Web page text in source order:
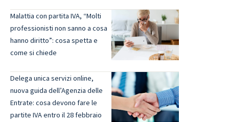
Malattia con partita IVA, “Molti
professionisti non sanno a cosa
hanno diritto”: cosa spetta e
come si chiede
Delega unica servizi online,
nuova guida dell’Agenzia delle
Entrate: cosa devono fare le
partite IVA entro il 28 febbraio